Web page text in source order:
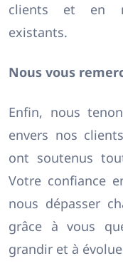
clients et en
existants.
Nous vous
Enfin, nous
envers nos
ont soutenus
Votre confiance
nous dépasser
grâce à vous
grandir et à